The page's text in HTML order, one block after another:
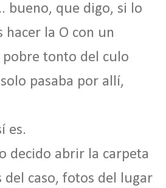
bueno, que digo, si lo
hacer la O con un
pobre tonto del culo
pasaba por allí,
es.
decido abrir la carpeta
del caso, fotos del lugar